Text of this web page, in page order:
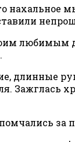
нахальное
длинные
Зажглась
за